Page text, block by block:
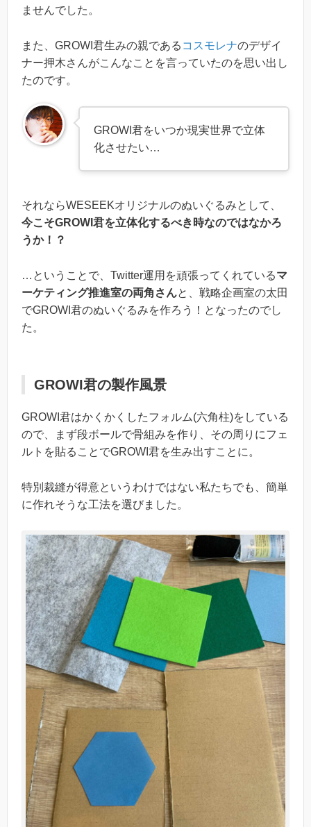
ませんでした。
また、GROWI君生みの親である コスモレナのデザイ
ナー押木さんがこんなことを言っていたのを思い出し
たのです。
GROWI君をいつか現実世界で立体
化させたい…
それならWESEEKオリジナルのぬいぐるみとして、
今こそGROWI君を立体化するべき時なのではなかろ
うか！？
…ということで、Twitter運用を頑張ってくれているマ
ーケティング推進室の両角さんと、戦略企画室の太田
でGROWI君のぬいぐるみを作ろう！となったのでし
た。
GROWI君の製作風景
GROWI君はかくかくしたフォルム(六角柱)をしている
ので、まず段ボールで骨組みを作り、その周りにフェ
ルトを貼ることでGROWI君を生み出すことに。
特別裁縫が得意というわけではない私たちでも、簡単
に作れそうな工法を選びました。